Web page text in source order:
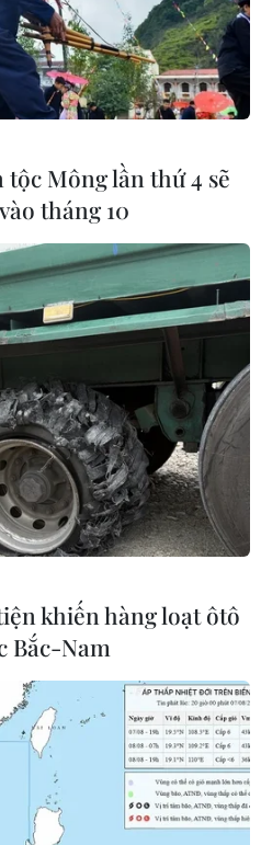
Văn Hậu
thuật tò
cứu nạn, hỗ
khẩn
đồng
tật
giỏi giữ
tộc Mông lần thứ 4 sẽ
tháng 10
khiến hàng loạt ôtô
Bắc-Nam